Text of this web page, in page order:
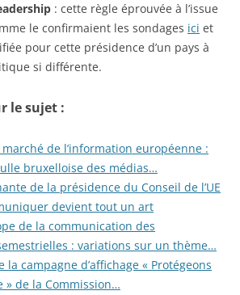
: cette règle éprouvée à l’issue
le confirmaient les sondages ici et
pour cette présidence d’un pays à
si différente.
le sujet :
de l’information européenne :
bruxelloise des médias…
de la présidence du Conseil de l’UE
devient tout un art
de la communication des
: variations sur un thème…
la campagne d’affichage « Protégeons
» de la Commission…